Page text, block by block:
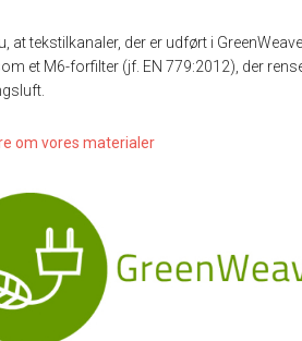
at tekstilkanaler, der er udført i
et M6-forfilter (jf. EN 779:2012), der
om vores materialer